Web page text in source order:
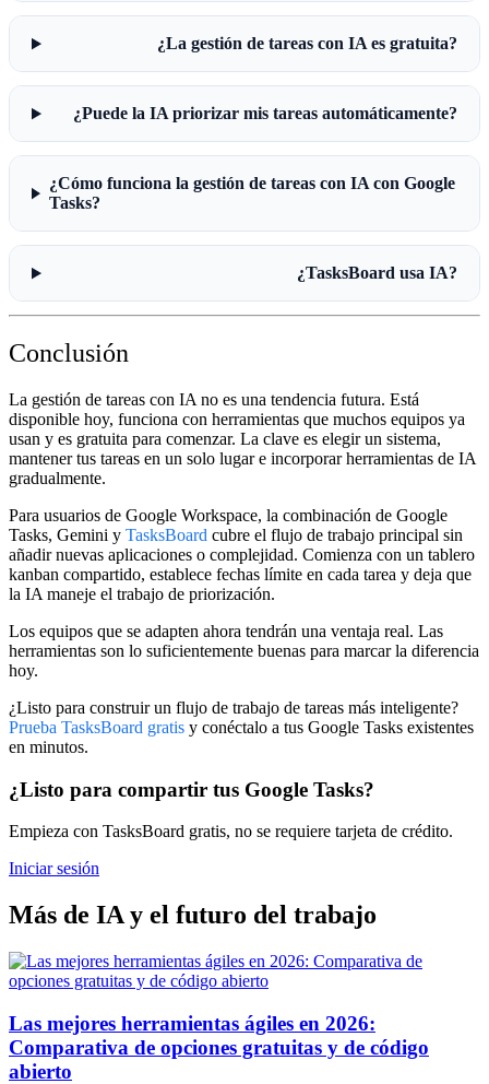
¿La gestión de tareas con IA es gratuita?
¿Puede la IA priorizar mis tareas automáticamente?
¿Cómo funciona la gestión de tareas con IA con Google
Tasks?
¿TasksBoard usa IA?
Conclusión
La gestión de tareas con IA no es una tendencia futura. Está
disponible hoy, funciona con herramientas que muchos equipos ya
usan y es gratuita para comenzar. La clave es elegir un sistema,
mantener tus tareas en un solo lugar e incorporar herramientas de IA
gradualmente.
Para usuarios de Google Workspace, la combinación de Google
Tasks, Gemini y TasksBoard cubre el flujo de trabajo principal sin
añadir nuevas aplicaciones o complejidad. Comienza con un tablero
kanban compartido, establece fechas límite en cada tarea y deja que
la IA maneje el trabajo de priorización.
Los equipos que se adapten ahora tendrán una ventaja real. Las
herramientas son lo suficientemente buenas para marcar la diferencia
hoy.
¿Listo para construir un flujo de trabajo de tareas más inteligente?
Prueba TasksBoard gratis y conéctalo a tus Google Tasks existentes
en minutos.
¿Listo para compartir tus Google Tasks?
Empieza con TasksBoard gratis, no se requiere tarjeta de crédito.
Iniciar sesión
Más de IA y el futuro del trabajo
Las mejores herramientas ágiles en 2026:
Comparativa de opciones gratuitas y de código
abierto